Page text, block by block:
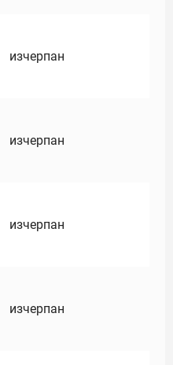
изчерпан
изчерпан
изчерпан
изчерпан